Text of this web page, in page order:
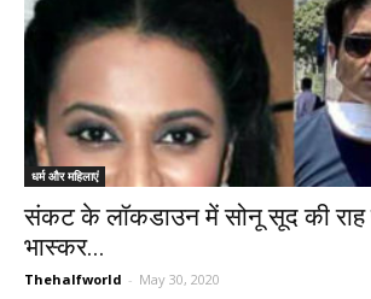
धर्म और महिलाएं
संकट के लॉकडाउन में सोनू सूद की राह
भास्कर...
Thehalfworld - May 30, 2020